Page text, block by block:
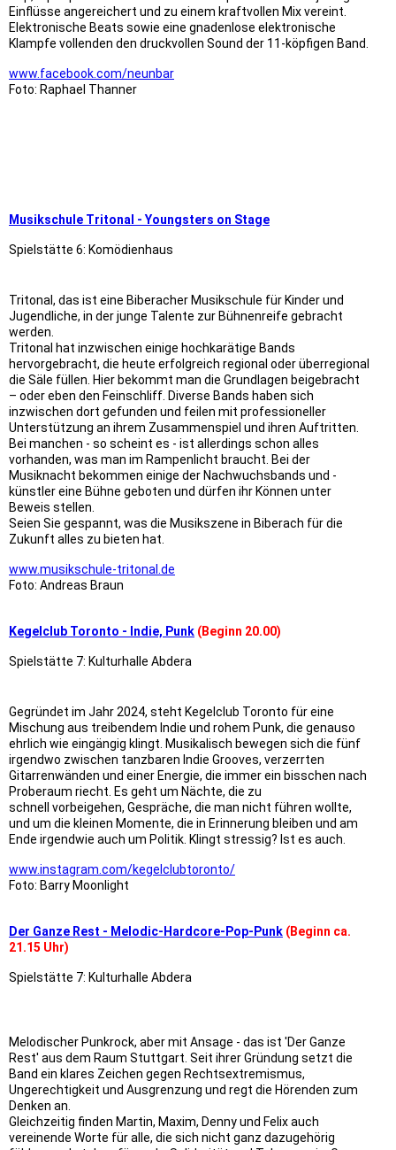
Einflüsse angereichert und zu einem kraftvollen Mix vereint.
Elektronische Beats sowie eine gnadenlose elektronische
Klampfe vollenden den druckvollen Sound der 11-köpfigen Band.
www.facebook.com/neunbar
Foto: Raphael Thanner
Musikschule Tritonal - Youngsters on Stage
Spielstätte 6: Komödienhaus
Tritonal, das ist eine Biberacher Musikschule für Kinder und
Jugendliche, in der junge Talente zur Bühnenreife gebracht
werden.
Tritonal hat inzwischen einige hochkarätige Bands
hervorgebracht, die heute erfolgreich regional oder überregional
die Säle füllen. Hier bekommt man die Grundlagen beigebracht
– oder eben den Feinschliff. Diverse Bands haben sich
inzwischen dort gefunden und feilen mit professioneller
Unterstützung an ihrem Zusammenspiel und ihren Auftritten.
Bei manchen - so scheint es - ist allerdings schon alles
vorhanden, was man im Rampenlicht braucht. Bei der
Musiknacht bekommen einige der Nachwuchsbands und -
künstler eine Bühne geboten und dürfen ihr Können unter
Beweis stellen.
Seien Sie gespannt, was die Musikszene in Biberach für die
Zukunft alles zu bieten hat.
www.musikschule-tritonal.de
Foto: Andreas Braun
Kegelclub Toronto - Indie, Punk (Beginn 20.00)
Spielstätte 7: Kulturhalle Abdera
Gegründet im Jahr 2024, steht Kegelclub Toronto für eine
Mischung aus treibendem Indie und rohem Punk, die genauso
ehrlich wie eingängig klingt. Musikalisch bewegen sich die fünf
irgendwo zwischen tanzbaren Indie Grooves, verzerrten
Gitarrenwänden und einer Energie, die immer ein bisschen nach
Proberaum riecht. Es geht um Nächte, die zu
schnell vorbeigehen, Gespräche, die man nicht führen wollte,
und um die kleinen Momente, die in Erinnerung bleiben und am
Ende irgendwie auch um Politik. Klingt stressig? Ist es auch.
www.instagram.com/kegelclubtoronto/
Foto: Barry Moonlight
Der Ganze Rest - Melodic-Hardcore-Pop-Punk (Beginn ca.
21.15 Uhr)
Spielstätte 7: Kulturhalle Abdera
Melodischer Punkrock, aber mit Ansage - das ist 'Der Ganze
Rest' aus dem Raum Stuttgart. Seit ihrer Gründung setzt die
Band ein klares Zeichen gegen Rechtsextremismus,
Ungerechtigkeit und Ausgrenzung und regt die Hörenden zum
Denken an.
Gleichzeitig finden Martin, Maxim, Denny und Felix auch
vereinende Worte für alle, die sich nicht ganz dazugehörig